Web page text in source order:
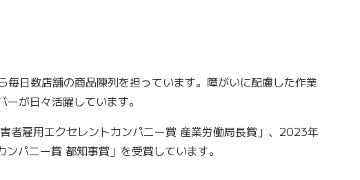
日数店舗の商品陳列を担っています。障がいに配慮した作業
が日々活躍しています。
雇用エクセレントカンパニー賞 産業労働局長賞」、2023年
パニー賞 都知事賞」を受賞しています。